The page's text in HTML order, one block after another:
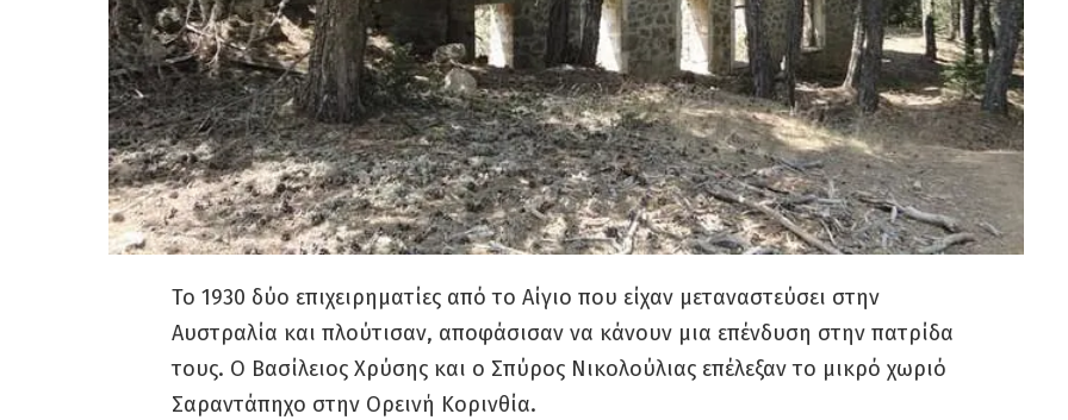
Το 1930 δύο επιχειρηματίες από το Αίγιο που είχαν μεταναστεύσει στην
Αυστραλία και πλούτισαν, αποφάσισαν να κάνουν μια επένδυση στην πατρίδα
τους. Ο Βασίλειος Χρύσης και ο Σπύρος Νικολούλιας επέλεξαν το μικρό χωριό
Σαραντάπηχο στην Ορεινή Κορινθία.